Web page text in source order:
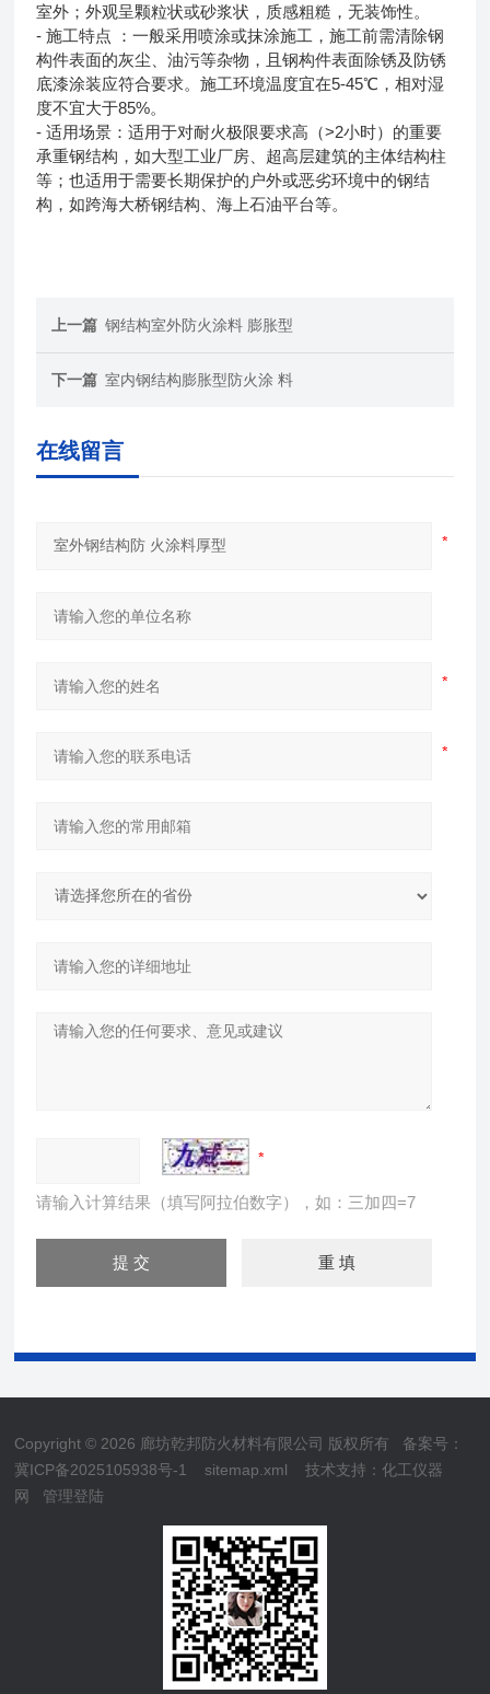
室外；外观呈颗粒状或砂浆状，质感粗糙，无装饰性。
- 施工特点 ：一般采用喷涂或抹涂施工，施工前需清除钢
构件表面的灰尘、油污等杂物，且钢构件表面除锈及防锈
底漆涂装应符合要求。施工环境温度宜在5-45℃，相对湿
度不宜大于85%。
- 适用场景：适用于对耐火极限要求高（>2小时）的重要
承重钢结构，如大型工业厂房、超高层建筑的主体结构柱
等；也适用于需要长期保护的户外或恶劣环境中的钢结
构，如跨海大桥钢结构、海上石油平台等。
上一篇 钢结构室外防火涂料 膨胀型
下一篇 室内钢结构膨胀型防火涂 料
在线留言
请输入计算结果（填写阿拉伯数字），如：三加四=7
Copyright © 2026 廊坊乾邦防火材料有限公司 版权所有 备案号：
冀ICP备2025105938号-1
sitemap.xml 技术支持：化工仪器
网
管理登陆